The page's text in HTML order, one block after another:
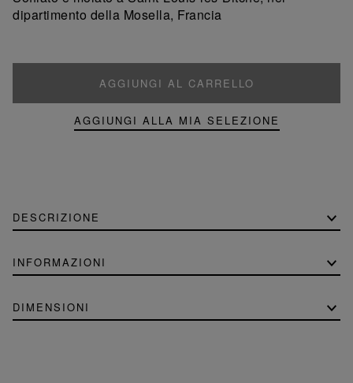
dipartimento della Mosella, Francia
AGGIUNGI AL CARRELLO
AGGIUNGI ALLA MIA SELEZIONE
DESCRIZIONE
INFORMAZIONI
DIMENSIONI